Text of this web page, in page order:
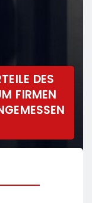
DES
FIRMEN